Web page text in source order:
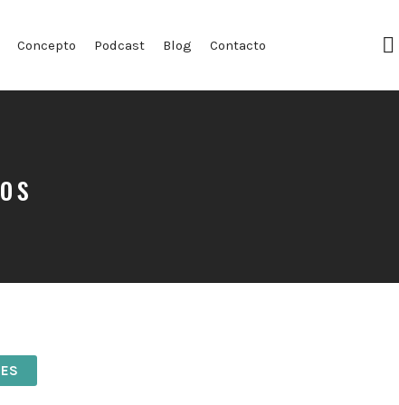
Concepto Podcast Blog Contacto